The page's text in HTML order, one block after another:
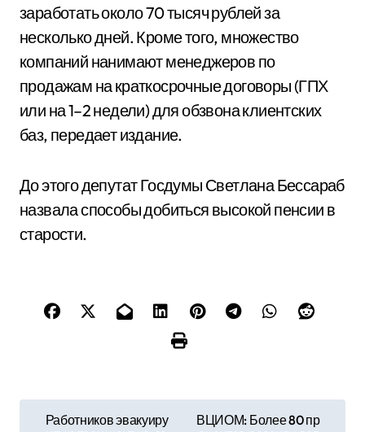
заработать около 70 тысяч рублей за
несколько дней. Кроме того, множество
компаний нанимают менеджеров по
продажам на краткосрочные договоры (ГПХ
или на 1–2 недели) для обзвона клиентских
баз, передает издание.
До этого депутат Госдумы Светлана Бессараб
назвала способы добиться высокой пенсии в
старости.
Работников эвакуиру
ВЦИОМ: Более 80 пр